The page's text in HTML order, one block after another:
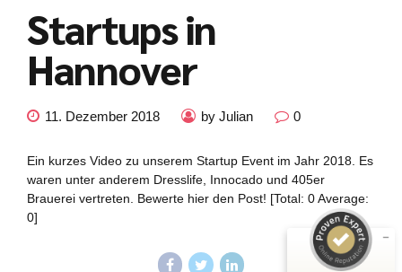
Startups in
Hannover
11. Dezember 2018 by Julian 0
Ein kurzes Video zu unserem Startup Event im Jahr 2018. Es
waren unter anderem Dresslife, Innocado und 405er
Brauerei vertreten. Bewerte hier den Post! [Total: 0 Average:
0]
Kundenbewertungen und Erfahrungen zu
julian-funke.de
100
%
Empfehlungen auf
ProvenExpert.com
SEHR GUT